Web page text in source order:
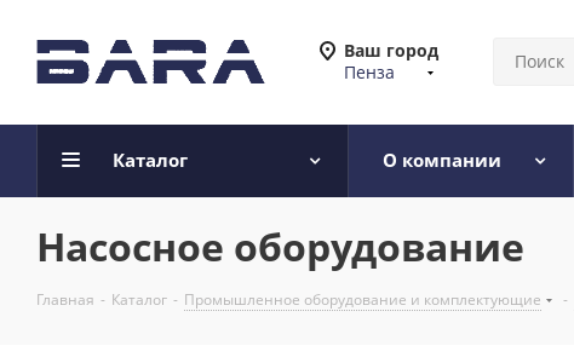
Ваш город
Пенза
Каталог О компании
Насосное оборудование
Главная - Каталог - Промышленное оборудование и комплектующие -